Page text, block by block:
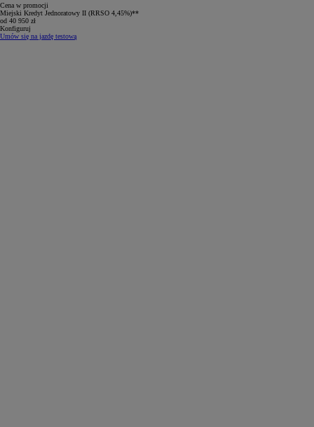
Cena w promocji
Miejski Kredyt Jednoratowy II (RRSO 4,45%)**
od 40 950 zł
Konfiguruj
Umów się na jazdę testową